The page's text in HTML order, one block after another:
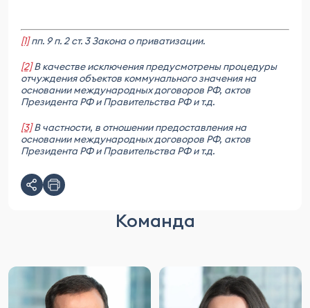
[1]пп. 9 п. 2 ст. 3 Закона о приватизации.
[2]В качестве исключения предусмотрены процедуры
отчуждения объектов коммунального значения на
основании международных договоров РФ, актов
Президента РФ и Правительства РФ и т.д.
[3]В частности, в отношении предоставления на
основании международных договоров РФ, актов
Президента РФ и Правительства РФ и т.д.
Команда